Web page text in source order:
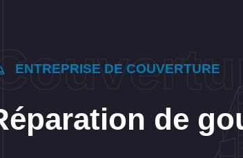
ENTREPRISE DE COUVERTURE
de